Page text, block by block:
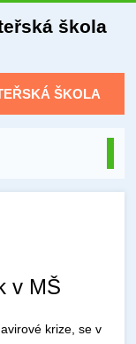
škola
ŠKOLA
v MŠ
krize, se v